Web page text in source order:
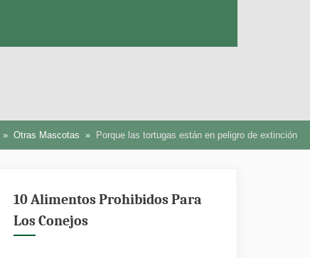
Otras Mascotas Porque las tortugas están en peligro de extinción
10 Alimentos Prohibidos Para
Los Conejos